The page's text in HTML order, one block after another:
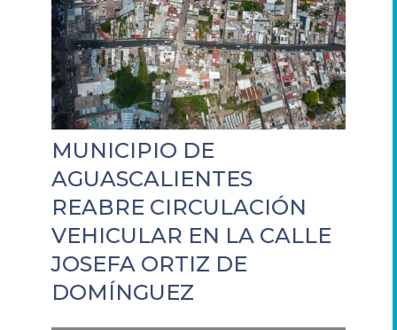
MUNICIPIO DE
AGUASCALIENTES
REABRE CIRCULACIÓN
VEHICULAR EN LA CALLE
JOSEFA ORTIZ DE
DOMÍNGUEZ